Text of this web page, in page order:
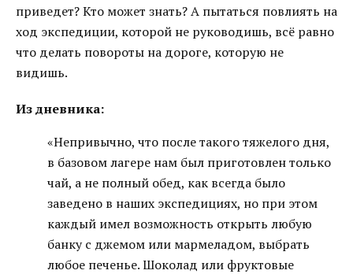
приведет? Кто может знать? А пытаться повлиять на
ход экспедиции, которой не руководишь, всё равно
что делать повороты на дороге, которую не
видишь.
Из дневника:
«Непривычно, что после такого тяжелого дня,
в базовом лагере нам был приготовлен только
чай, а не полный обед, как всегда было
заведено в наших экспедициях, но при этом
каждый имел возможность открыть любую
банку с джемом или мармеладом, выбрать
любое печенье. Шоколад или фруктовые